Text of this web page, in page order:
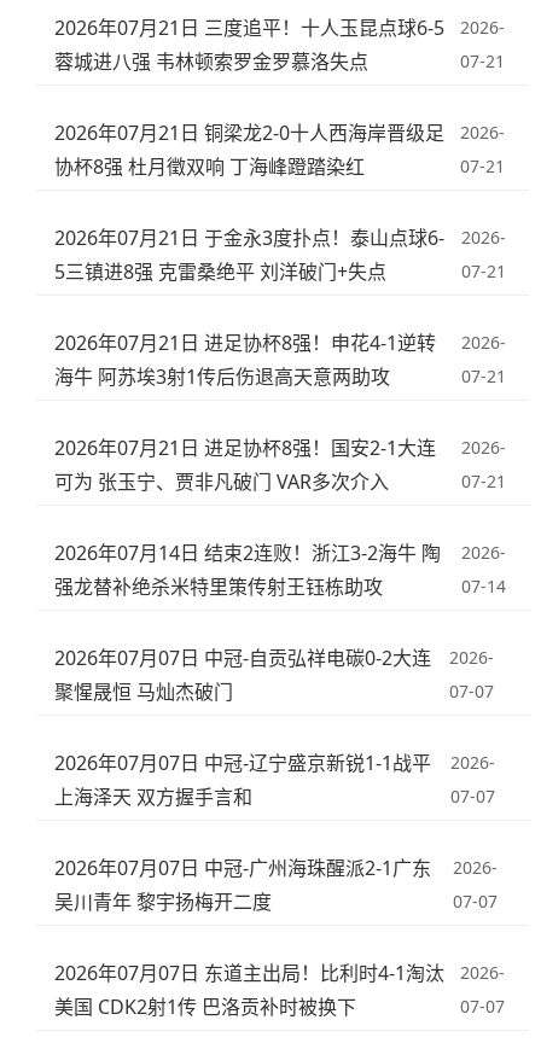
2026年07月21日 三度追平！十人玉昆点球6-5
蓉城进八强 韦林顿索罗金罗慕洛失点
2026-
07-21
2026年07月21日 铜梁龙2-0十人西海岸晋级足
协杯8强 杜月徵双响 丁海峰蹬踏染红
2026-
07-21
2026年07月21日 于金永3度扑点！泰山点球6-
5三镇进8强 克雷桑绝平 刘洋破门+失点
2026-
07-21
2026年07月21日 进足协杯8强！申花4-1逆转
海牛 阿苏埃3射1传后伤退高天意两助攻
2026-
07-21
2026年07月21日 进足协杯8强！国安2-1大连
可为 张玉宁、贾非凡破门 VAR多次介入
2026-
07-21
2026年07月14日 结束2连败！浙江3-2海牛 陶
强龙替补绝杀米特里策传射王钰栋助攻
2026-
07-14
2026年07月07日 中冠-自贡弘祥电碳0-2大连
聚惺晟恒 马灿杰破门
2026-
07-07
2026年07月07日 中冠-辽宁盛京新锐1-1战平
上海泽天 双方握手言和
2026-
07-07
2026年07月07日 中冠-广州海珠醒派2-1广东
吴川青年 黎宇扬梅开二度
2026-
07-07
2026年07月07日 东道主出局！比利时4-1淘汰
美国 CDK2射1传 巴洛贡补时被换下
2026-
07-07